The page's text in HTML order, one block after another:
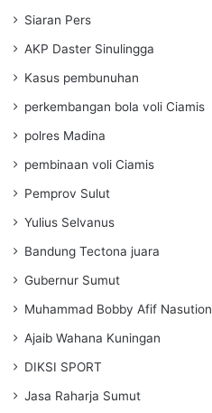
Siaran Pers
AKP Daster Sinulingga
Kasus pembunuhan
perkembangan bola voli Ciamis
polres Madina
pembinaan voli Ciamis
Pemprov Sulut
Yulius Selvanus
Bandung Tectona juara
Gubernur Sumut
Muhammad Bobby Afif Nasution
Ajaib Wahana Kuningan
DIKSI SPORT
Jasa Raharja Sumut